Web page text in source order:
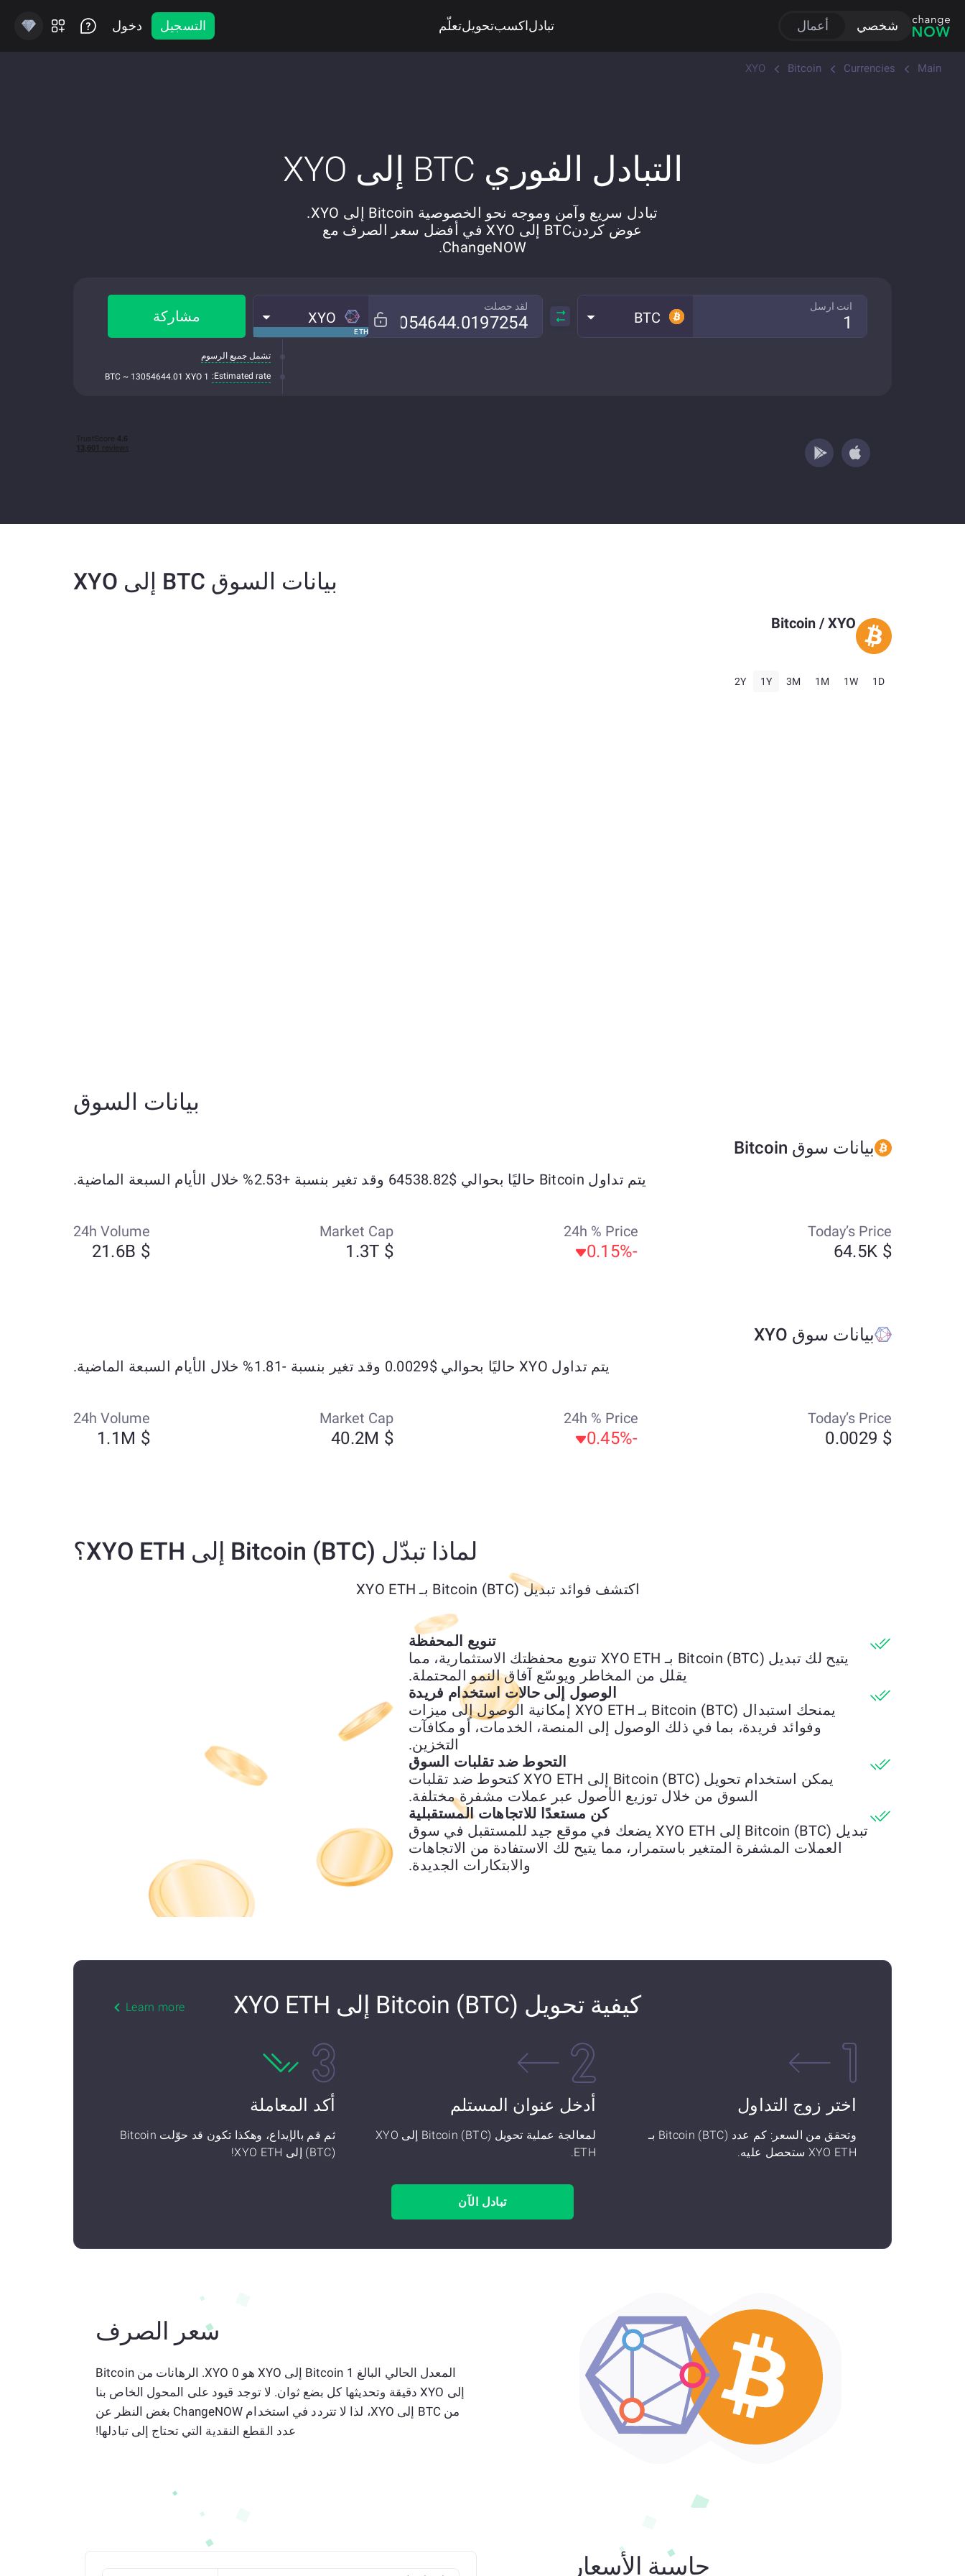
شخصي أعمال تبادلاكسبتحويلتعلّم التسجيل دخول
Main
Currencies
Bitcoin
XYO
التبادل الفوري BTC إلى XYO
تبادل سريع وآمن وموجه نحو الخصوصية Bitcoin إلى XYO.
عوض کردنBTC إلى XYO في أفضل سعر الصرف مع
ChangeNOW.
انت ارسل
BTC
تشمل جميع الرسوم
Estimated rate:
1 BTC ~ 13054644.01 XYO
لقد حصلت
ETH
XYO مشاركة
بيانات السوق BTC إلى XYO
Bitcoin / XYO
1D
1W
1M
3M
1Y
2Y
بيانات السوق
بيانات سوق Bitcoin
يتم تداول Bitcoin حاليًا بحوالي $64538.82 وقد تغير بنسبة +2.53% خلال الأيام السبعة الماضية.
Today’s Price
$ 64.5K
24h % Price
-0.15%
Market Cap
$ 1.3T
24h Volume
$ 21.6B
بيانات سوق XYO
يتم تداول XYO حاليًا بحوالي $0.0029 وقد تغير بنسبة -1.81% خلال الأيام السبعة الماضية.
Today’s Price
$ 0.0029
24h % Price
-0.45%
Market Cap
$ 40.2M
24h Volume
$ 1.1M
لماذا تبدّل Bitcoin (BTC) إلى XYO ETH؟
اكتشف فوائد تبديل Bitcoin (BTC) بـ XYO ETH
تنويع المحفظة
يتيح لك تبديل Bitcoin (BTC) بـ XYO ETH تنويع محفظتك الاستثمارية، مما
يقلل من المخاطر ويوسّع آفاق النمو المحتملة.
الوصول إلى حالات استخدام فريدة
يمنحك استبدال Bitcoin (BTC) بـ XYO ETH إمكانية الوصول إلى ميزات
وفوائد فريدة، بما في ذلك الوصول إلى المنصة، الخدمات، أو مكافآت
التخزين.
التحوط ضد تقلبات السوق
يمكن استخدام تحويل Bitcoin (BTC) إلى XYO ETH كتحوط ضد تقلبات
السوق من خلال توزيع الأصول عبر عملات مشفرة مختلفة.
كن مستعدًا للاتجاهات المستقبلية
تبديل Bitcoin (BTC) إلى XYO ETH يضعك في موقع جيد للمستقبل في سوق
العملات المشفرة المتغير باستمرار، مما يتيح لك الاستفادة من الاتجاهات
والابتكارات الجديدة.
كيفية تحويل Bitcoin (BTC) إلى XYO ETH Learn more
اختر زوج التداول
وتحقق من السعر: كم عدد Bitcoin (BTC) بـ
XYO ETH ستحصل عليه.
أدخل عنوان المستلم
لمعالجة عملية تحويل Bitcoin (BTC) إلى XYO
ETH.
أكد المعاملة
ثم قم بالإيداع، وهكذا تكون قد حوّلت Bitcoin
(BTC) إلى XYO ETH!
تبادل الآن
سعر الصرف
المعدل الحالي البالغ 1 Bitcoin إلى XYO هو 0 XYO. الرهانات من Bitcoin
إلى XYO دقيقة وتحديثها كل بضع ثوان. لا توجد قيود على المحول الخاص بنا
من BTC إلى XYO، لذا لا تتردد في استخدام ChangeNOW بغض النظر عن
عدد القطع النقدية التي تحتاج إلى تبادلها!
حاسبة الأسعار